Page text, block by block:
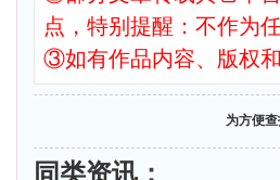
点，特别提醒：不作为
③如有作品内容、版权
为方便
同类资讯 ：